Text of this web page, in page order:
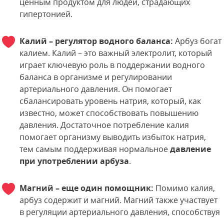
гипертонией.
Калий – регулятор водного баланса: Арбуз богат
калием. Калий – это важный электролит, который
играет ключевую роль в поддержании водного
баланса в организме и регулировании
артериального давления. Он помогает
сбалансировать уровень натрия, который, как
известно, может способствовать повышению
давления. Достаточное потребление калия
помогает организму выводить избыток натрия,
тем самым поддерживая нормальноедавление
при употреблении арбуза.
Магний – еще один помощник: Помимо калия,
арбуз содержит и магний. Магний также участвует
в регуляции артериального давления, способствуя